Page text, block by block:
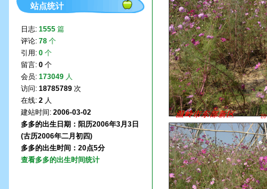
站点统计
日志: 1555 篇
评论: 78 个
引用: 0 个
留言: 0 个
会员: 173049 人
访问: 18785789 次
在线: 2 人
建站时间: 2006-03-02
多多的出生日期：阳历2006年3月3日
(古历2006年二月初四)
多多的出生时间：20点5分
查看多多的出生时间统计